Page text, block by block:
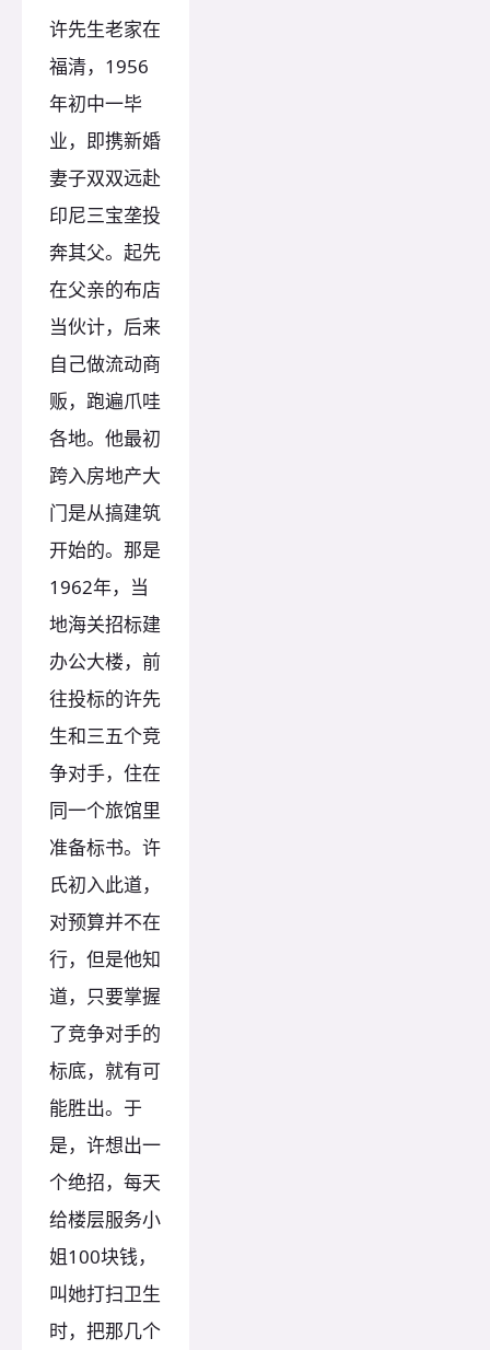
许先生老家在
福清，1956
年初中一毕
业，即携新婚
妻子双双远赴
印尼三宝垄投
奔其父。起先
在父亲的布店
当伙计，后来
自己做流动商
贩，跑遍爪哇
各地。他最初
跨入房地产大
门是从搞建筑
开始的。那是
1962年，当
地海关招标建
办公大楼，前
往投标的许先
生和三五个竞
争对手，住在
同一个旅馆里
准备标书。许
氏初入此道，
对预算并不在
行，但是他知
道，只要掌握
了竞争对手的
标底，就有可
能胜出。于
是，许想出一
个绝招，每天
给楼层服务小
姐100块钱，
叫她打扫卫生
时，把那几个